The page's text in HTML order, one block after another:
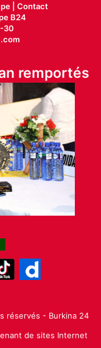
| Contact
B24
30
remportés
réservés - Burkina 24
de sites Internet